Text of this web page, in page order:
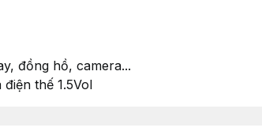
đồng hồ, camera...
thế 1.5Vol